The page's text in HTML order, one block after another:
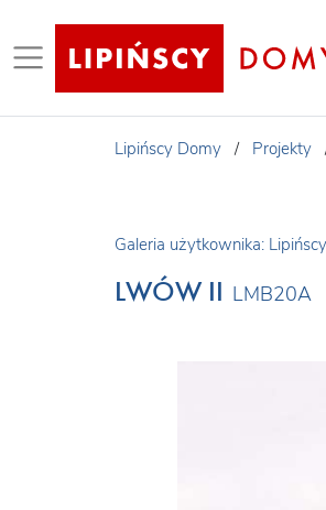
Lipińscy Domy / Projekty
Galeria użytkownika:
LWÓW II LMB20A